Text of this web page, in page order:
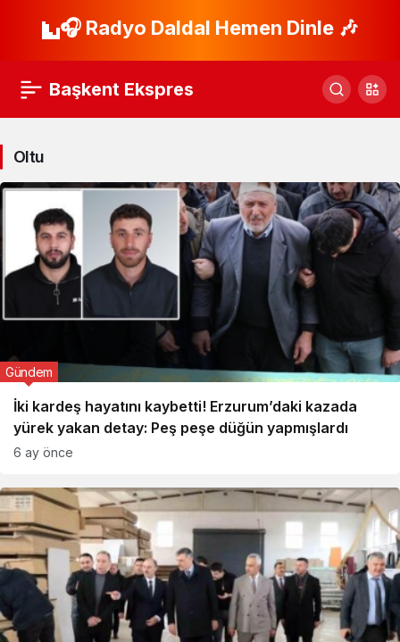
🎧 Radyo Daldal Hemen Dinle 🎶
Başkent Ekspres
Oltu
İki kardeş hayatını kaybetti! Erzurum’daki kazada
yürek yakan detay: Peş peşe düğün yapmışlardı
Gündem
6 ay önce